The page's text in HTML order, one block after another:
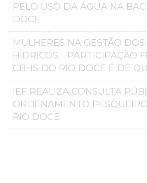
PELO USO DA ÁGUA NA
DOCE
MULHERES NA GESTÃO DOS
HÍDRICOS: PARTICIPAÇÃO
CBHS DO RIO DOCE É DE
IEF REALIZA CONSULTA
ORDENAMENTO
RIO DOCE